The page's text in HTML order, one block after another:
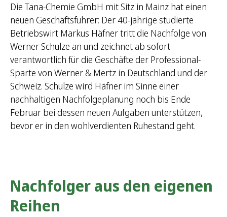
:Die Tana-Chemie GmbH mit Sitz in Mainz hat einen
neuen Geschäftsführer: Der 40-jährige studierte
Betriebswirt Markus Häfner tritt die Nachfolge von
Werner Schulze an und zeichnet ab sofort
verantwortlich für die Geschäfte der Professional-
Sparte von Werner & Mertz in Deutschland und der
Schweiz. Schulze wird Häfner im Sinne einer
nachhaltigen Nachfolgeplanung noch bis Ende
Februar bei dessen neuen Aufgaben unterstützen,
bevor er in den wohlverdienten Ruhestand geht.
Nachfolger aus den eigenen
Reihen